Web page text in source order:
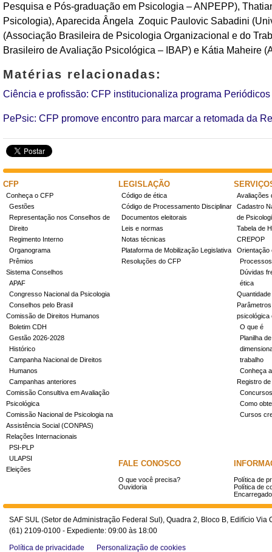
Pesquisa e Pós-graduação em Psicologia – ANPEPP),
Psicologia), Aparecida Ângela Zoquic Paulovic Sabadini
(Associação Brasileira de Psicologia Organizacional e do
Brasileiro de Avaliação Psicológica – IBAP) e Kátia Maheire
Matérias relacionadas:
Ciência e profissão: CFP institucionaliza programa
PePsic: CFP promove encontro para marcar a retomada da
CFP
Conheça o CFP
Gestões
Representação nos Conselhos de
Direito
Regimento Interno
Organograma
Prêmios
Sistema Conselhos
APAF
Congresso Nacional da Psicologia
Conselhos pelo Brasil
Comissão de Direitos Humanos
Boletim CDH
Gestão 2026-2028
Histórico
Campanha Nacional de Direitos
Humanos
Campanhas anteriores
Comissão Consultiva em Avaliação
Psicológica
Comissão Nacional de Psicologia na
Assistência Social (CONPAS)
Relações Internacionais
PSI-PLP
ULAPSI
Eleições
LEGISLAÇÃO
Código de ética
Código de Processamento Disciplinar
Documentos eleitorais
Leis e normas
Notas técnicas
Plataforma de Mobilização Legislativa
Resoluções do CFP
Avaliações
Cadastro
de
Tabela de
CREPOP
Orientação
Dúvidas
ética
psicológica
O que é
Planilha
trabalho
Conheça
Registro
Concursos
Como
Cursos
FALE CONOSCO
O que você precisa?
Ouvidoria
Política de
Política de
SAF SUL (Setor de Administração Federal Sul), Quadra 2, Bloco B, Edifício
(61) 2109-0100 - Expediente: 09:00 às 18:00
Política de privacidade
Personalização de cookies